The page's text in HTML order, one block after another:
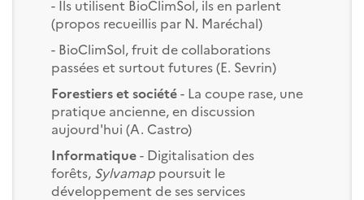
- Ils utilisent BioClimSol, ils en parlent
(propos recueillis par N. Maréchal)
- BioClimSol, fruit de collaborations
passées et surtout futures (E. Sevrin)
Forestiers et société- La coupe rase, une
pratique ancienne, en discussion
aujourd'hui (A. Castro)
Informatique- Digitalisation des
forêts, Sylvamappoursuit le
développement de ses services